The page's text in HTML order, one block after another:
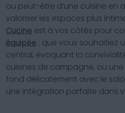
ou peut-être d’une cuisine en
valoriser les espaces plus
Cucine est à vos côtés pour
équipée : que vous souhaitiez
central, évoquant la
cuisines de campagne, ou
fond délicatement avec le
une intégration parfaite dans